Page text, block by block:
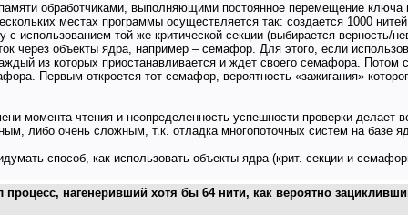
обработчиками, выполняющими постоянное перемещение ключа
местах программы осуществляется так: создается 1000
использованием той же критической секции (выбирается верность/
через объекты ядра, например – семафор. Для этого, если
из которых приостанавливается и ждет своего семафора.
Первым откроется тот семафор, вероятность «зажигания»
момента чтения и неопределенность успешности проверки делает
либо очень сложным, т.к. отладка многопоточных систем на базе
способ, как использовать объекты ядра (крит. секции и
нагенеривший хотя бы 64 нити, как вероятно